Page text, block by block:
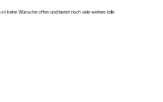
keine Wünsche offen und bietet noch viele weitere tolle